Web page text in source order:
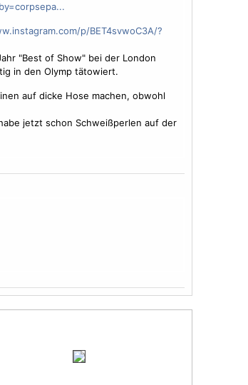
p/BET4svwoC3A/?
"Best of Show" bei der London
in den Olymp tätowiert.
auf dicke Hose machen, obwohl
jetzt schon Schweißperlen auf der